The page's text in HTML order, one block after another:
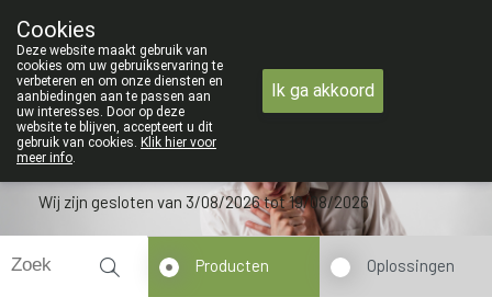
09 228 32 36
Wij zijn gesloten van 3/08/2026 tot 19/08/2026
Producten Oplossingen
Cookies
Deze website maakt gebruik van
cookies om uw gebruikservaring te
verbeteren en om onze diensten en
aanbiedingen aan te passen aan
uw interesses. Door op deze
website te blijven, accepteert u dit
gebruik van cookies. Klik hier voor
meer info.
Ik ga akkoord